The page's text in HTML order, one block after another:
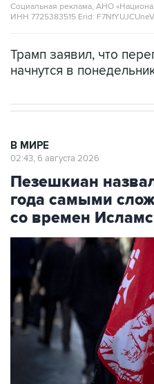
Социальная реклама, АНО
ИНН 7725383515 Erid:
Трамп заявил, что
начнутся в
В МИРЕ
02:43, 6 августа 2026
Пезешкиан
года самыми
со времен